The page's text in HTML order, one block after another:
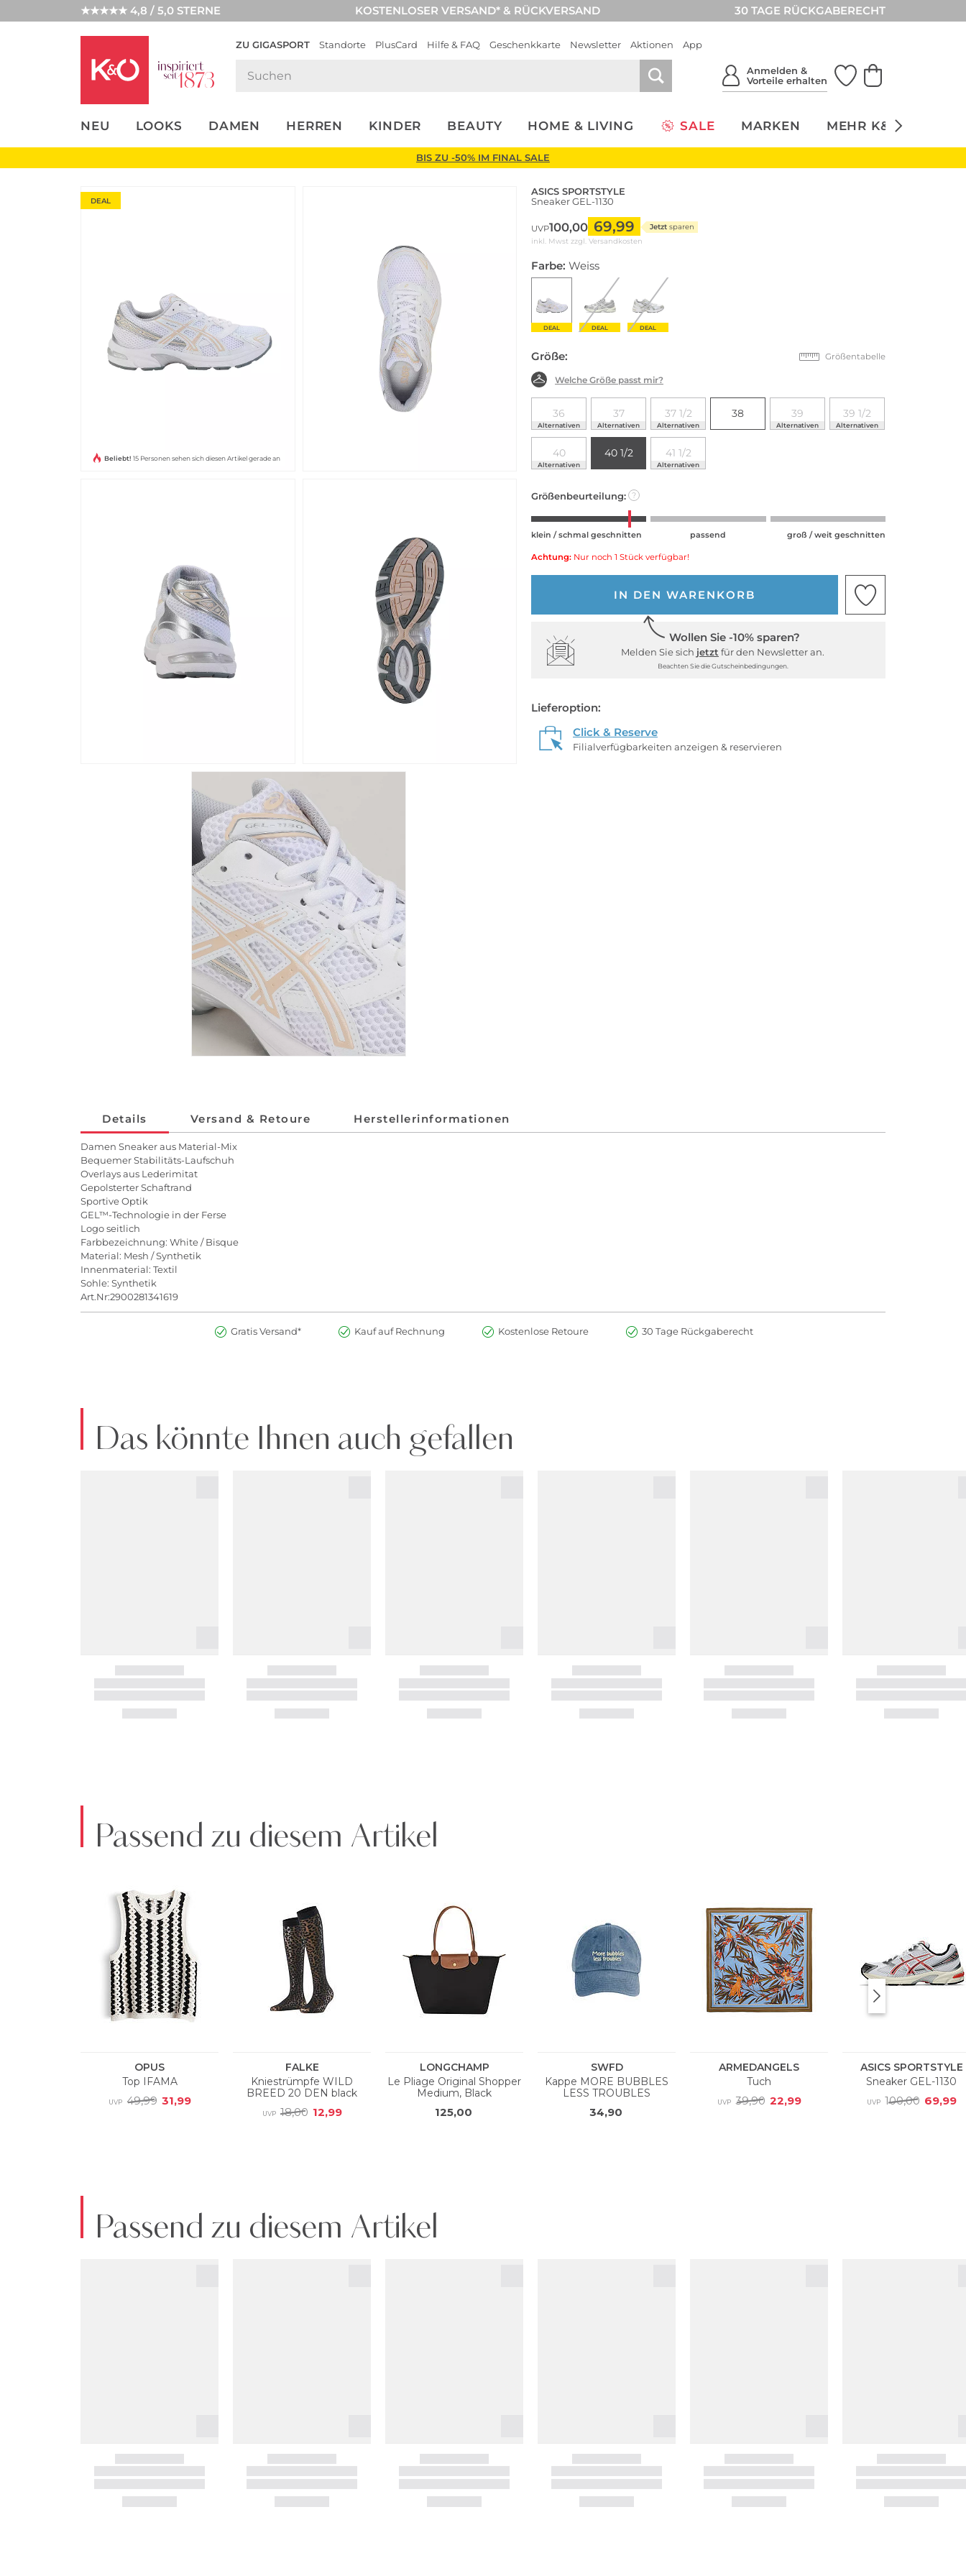
★★★★★ 4,8 / 5,0 STERNE KOSTENLOSER VERSAND* & RÜCKVERSAND 30 TAGE RÜCKGABERECHT
ZU GIGASPORT Standorte PlusCard Hilfe & FAQ Geschenkkarte Newsletter Aktionen App
Anmelden &
Vorteile erhalten
NEU LOOKS DAMEN HERREN KINDER BEAUTY HOME & LIVING SALE MARKEN MEHR K&Ö
UNSERE APP
CLICK &
BIS ZU -50% IM FINAL SALE
DEAL
Beliebt! 15 Personen sehen sich diesen Artikel gerade an
ASICS SPORTSTYLE
Sneaker GEL-1130
UVP100,00 69,99 Jetzt sparen
inkl. Mwst zzgl. Versandkosten
Farbe: Weiss
DEAL DEAL DEAL
Größe: Größentabelle
Welche Größe passt mir?
36
Alternativen
37
Alternativen
37 1/2
Alternativen
38 39
Alternativen
39 1/2
Alternativen
40
Alternativen
40 1/2 41 1/2
Alternativen
Größenbeurteilung: ?
klein / schmal geschnitten passend groß / weit geschnitten
Achtung: Nur noch 1 Stück verfügbar!
IN DEN WARENKORB
Wollen Sie -10% sparen?
Melden Sie sich jetzt für den Newsletter an.
Beachten Sie die Gutscheinbedingungen.
Lieferoption:
Click & Reserve
Filialverfügbarkeiten anzeigen & reservieren
Details Versand & Retoure Herstellerinformationen
Damen Sneaker aus Material-Mix
Bequemer Stabilitäts-Laufschuh
Overlays aus Lederimitat
Gepolsterter Schaftrand
Sportive Optik
GEL™-Technologie in der Ferse
Logo seitlich
Farbbezeichnung: White / Bisque
Material: Mesh / Synthetik
Innenmaterial: Textil
Sohle: Synthetik
Art.Nr:2900281341619
Gratis Versand* Kauf auf Rechnung Kostenlose Retoure 30 Tage Rückgaberecht
Das könnte Ihnen auch gefallen
Passend zu diesem Artikel
Passend zu diesem Artikel